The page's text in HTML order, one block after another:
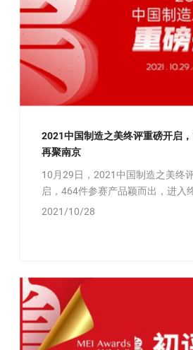
2021中国制造之美终评重磅开启
再聚南京
10月29日，2021中国制造之美终
启，464件参赛产品颖而出，进入
2021/10/28